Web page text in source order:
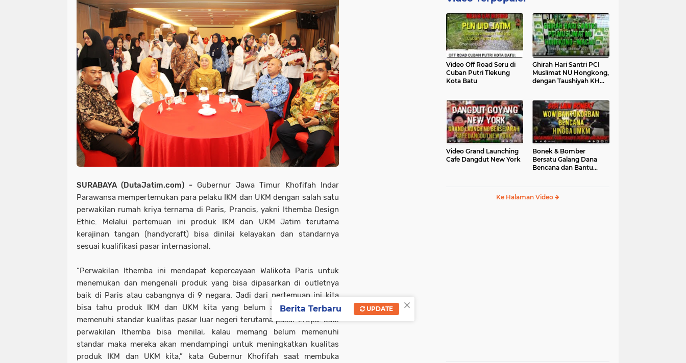
SURABAYA (DutaJatim.com) -Gubernur Jawa Timur Khofifah Indar
Parawansa mempertemukan para pelaku IKM dan UKM dengan salah satu
perwakilan rumah kriya ternama di Paris, Prancis, yakni Ithemba Design
Ethic. Melalui pertemuan ini produk IKM dan UKM Jatim terutama
kerajinan tangan (handycraft) bisa dinilai kelayakan dan standarnya
sesuai kualifikasi pasar internasional.
“Perwakilan Ithemba ini mendapat kepercayaan Walikota Paris untuk
menemukan dan mengenali produk yang bisa dipasarkan di outletnya
baik di Paris atau cabangnya di 9 negara. Jadi dari pertemuan ini kita
bisa tahu produk IKM dan UKM kita yang belum atau yang sudah
memenuhi standar kualitas pasar luar negeri terutama pasar Eropa. Jadi
perwakilan Ithemba bisa menilai, kalau memang belum memenuhi
standar maka mereka akan mendampingi untuk meningkatkan kualitas
produk IKM dan UKM kita,” kata Gubernur Khofifah saat membuka
Video Off Road Seru di
Cuban Putri Tlekung
Kota Batu
Ghirah Hari Santri PCI
Muslimat NU Hongkong,
dengan Taushiyah KH
Video Grand Launching
Cafe Dangdut New York
Bonek & Bomber
Bersatu Galang Dana
Bencana dan Bantu
Ke Halaman Video
×
Berita Terbaru UPDATE